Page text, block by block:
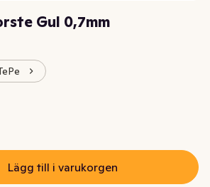
Gul 0,7mm
kr
Lägg till i varukorgen